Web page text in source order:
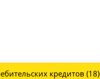
кредитов (18)